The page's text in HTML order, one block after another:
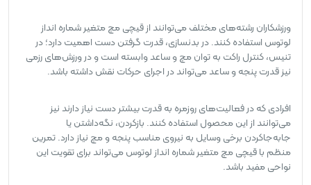
ورزشکاران رشته‌های مختلف می‌توانند از قیچی مچ متغیر شماره انداز
لوتوس استفاده کنند. در بدنسازی، قدرت گرفتن دست اهمیت دارد؛ در
تنیس، کنترل راکت به توان مچ و ساعد وابسته است و در ورزش‌های رزمی
نیز قدرت پنجه و ساعد می‌تواند در اجرای حرکات نقش داشته باشد.
افرادی که در فعالیت‌های روزمره به قدرت بیشتر دست نیاز دارند نیز
می‌توانند از این محصول استفاده کنند. بازکردن، نگه‌داشتن یا
جابه‌جاکردن برخی وسایل به نیروی مناسب پنجه و مچ نیاز دارد. تمرین
منظم با قیچی مچ متغیر شماره انداز لوتوس می‌تواند برای تقویت این
نواحی مفید باشد.